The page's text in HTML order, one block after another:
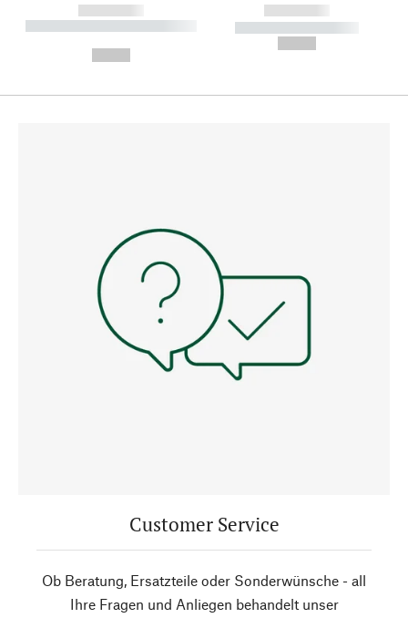
------------
----------- ----------- --------
------------
----------- -----------
Customer Service
Ob Beratung, Ersatzteile oder Sonderwünsche - all
Ihre Fragen und Anliegen behandelt unser